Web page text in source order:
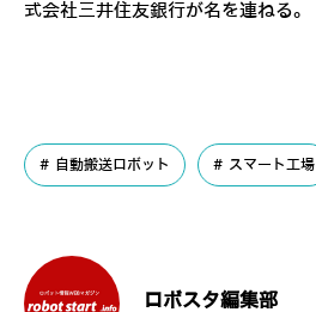
式会社三井住友銀行が名を連ねる。
自動搬送ロボット スマート工場
ロボスタ編集部